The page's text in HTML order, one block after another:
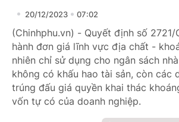
20/12/2023 07:02
(Chinhphu.vn) - Quyết định số
hành đơn giá lĩnh vực địa chất -
nhiên chỉ sử dụng cho ngân sách
không có khấu hao tài sản, còn các
trúng đấu giá quyền khai thác
vốn tự có của doanh nghiệp.